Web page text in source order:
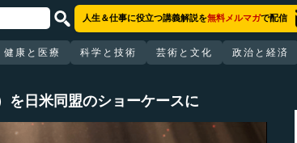
人生＆仕事に役立つ講義解説を無料メルマガで配信
健康と医療 科学と技術 芸術と文化 政治と経済
を日米同盟のショーケースに